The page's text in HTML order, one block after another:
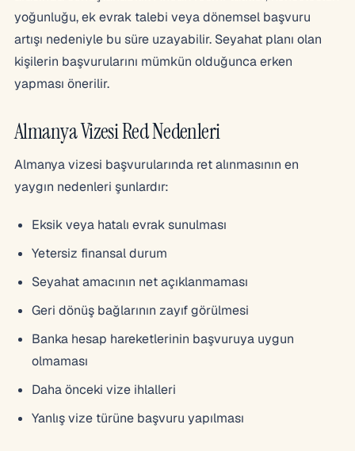
yoğunluğu, ek evrak talebi veya dönemsel başvuru
artışı nedeniyle bu süre uzayabilir. Seyahat planı olan
kişilerin başvurularını mümkün olduğunca erken
yapması önerilir.
Almanya Vizesi Red Nedenleri
Almanya vizesi başvurularında ret alınmasının en
yaygın nedenleri şunlardır:
Eksik veya hatalı evrak sunulması
Yetersiz finansal durum
Seyahat amacının net açıklanmaması
Geri dönüş bağlarının zayıf görülmesi
Banka hesap hareketlerinin başvuruya uygun
olmaması
Daha önceki vize ihlalleri
Yanlış vize türüne başvuru yapılması